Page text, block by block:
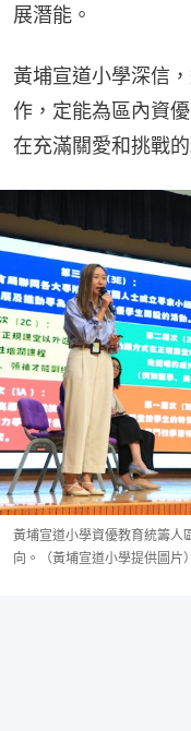
展潛能。
黃埔宣道小學深信
作，定能為區內資
在充滿關愛和挑戰
黃埔宣道小學資優教育統籌人
向。（黃埔宣道小學提供圖片）